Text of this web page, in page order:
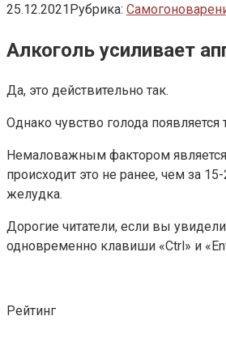
25.12.2021Рубрика:
Алкоголь усиливает
Да, это действительно так.
Однако чувство голода
Немаловажным фактором является
происходит это не ранее, чем за
желудка.
Дорогие читатели, если вы
одновременно клавиши «Ctrl» и
Рейтинг